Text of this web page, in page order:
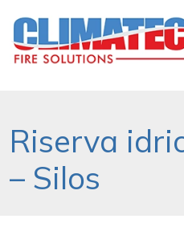
Riserva
– Silos